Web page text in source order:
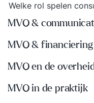
Welke rol spelen
MVO &
MVO & financiering
MVO en de
MVO in de praktijk